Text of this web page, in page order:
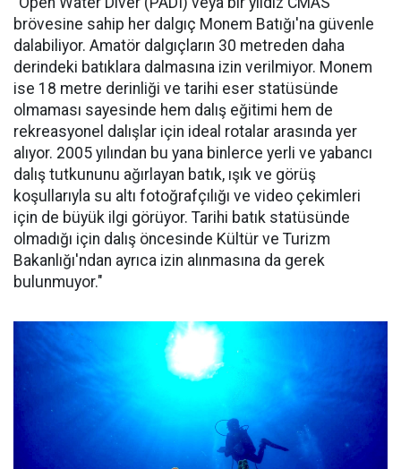
brövesine sahip her dalgıç Monem Batığı'na güvenle
dalabiliyor. Amatör dalgıçların 30 metreden daha
derindeki batıklara dalmasına izin verilmiyor. Monem
ise 18 metre derinliği ve tarihi eser statüsünde
olmaması sayesinde hem dalış eğitimi hem de
rekreasyonel dalışlar için ideal rotalar arasında yer
alıyor. 2005 yılından bu yana binlerce yerli ve yabancı
dalış tutkununu ağırlayan batık, ışık ve görüş
koşullarıyla su altı fotoğrafçılığı ve video çekimleri
için de büyük ilgi görüyor. Tarihi batık statüsünde
olmadığı için dalış öncesinde Kültür ve Turizm
Bakanlığı'ndan ayrıca izin alınmasına da gerek
bulunmuyor."